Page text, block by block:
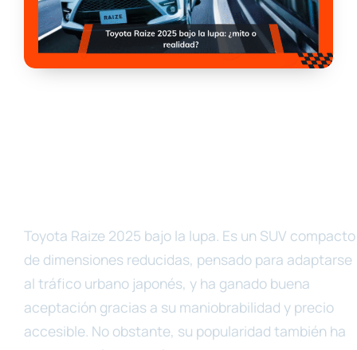
Toyota Raize 2025 bajo la lupa. Es un SUV compacto
de dimensiones reducidas, pensado para adaptarse
al tráfico urbano japonés, y ha ganado buena
aceptación gracias a su maniobrabilidad y precio
accesible. No obstante, su popularidad también ha